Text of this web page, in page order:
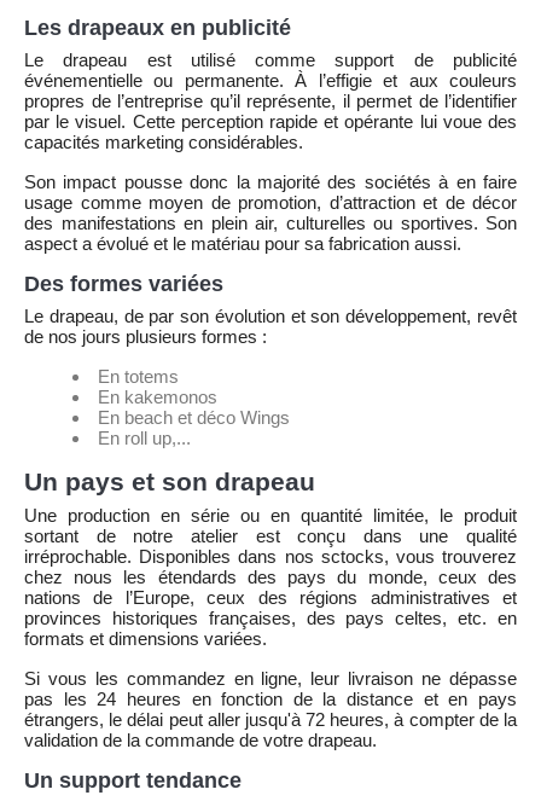
Les drapeaux en publicité
Le drapeau est utilisé comme support de publicité
événementielle ou permanente. À l’effigie et aux couleurs
propres de l’entreprise qu’il représente, il permet de l’identifier
par le visuel. Cette perception rapide et opérante lui voue des
capacités marketing considérables.
Son impact pousse donc la majorité des sociétés à en faire
usage comme moyen de promotion, d’attraction et de décor
des manifestations en plein air, culturelles ou sportives. Son
aspect a évolué et le matériau pour sa fabrication aussi.
Des formes variées
Le drapeau, de par son évolution et son développement, revêt
de nos jours plusieurs formes :
En totems
En kakemonos
En beach et déco Wings
En roll up,...
Un pays et son drapeau
Une production en série ou en quantité limitée, le produit
sortant de notre atelier est conçu dans une qualité
irréprochable. Disponibles dans nos sctocks, vous trouverez
chez nous les étendards des pays du monde, ceux des
nations de l’Europe, ceux des régions administratives et
provinces historiques françaises, des pays celtes, etc. en
formats et dimensions variées.
Si vous les commandez en ligne, leur livraison ne dépasse
pas les 24 heures en fonction de la distance et en pays
étrangers, le délai peut aller jusqu'à 72 heures, à compter de la
validation de la commande de votre drapeau.
Un support tendance